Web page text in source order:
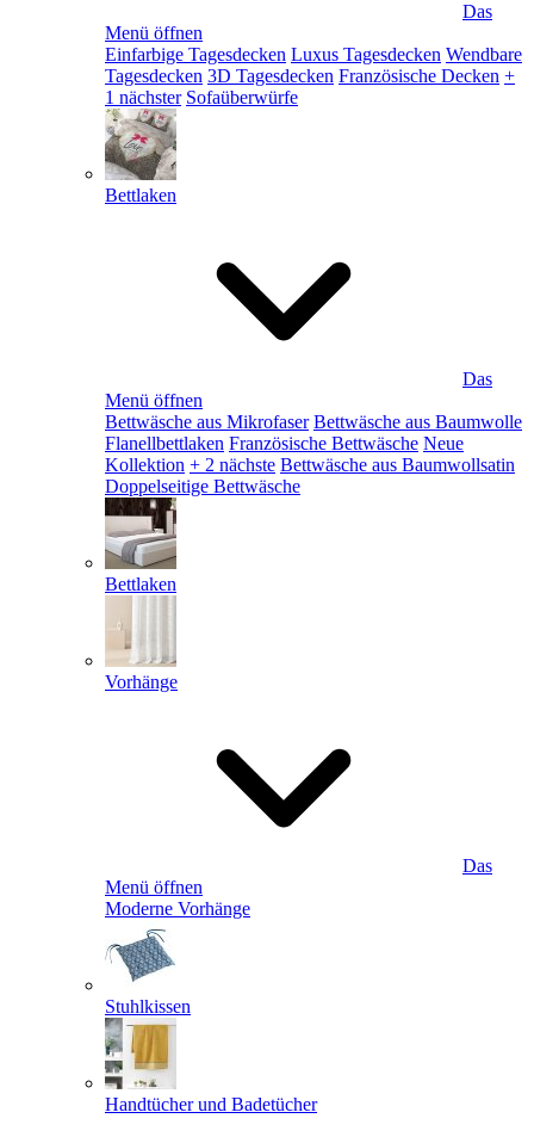
Das
Menü öffnen
Einfarbige Tagesdecken Luxus Tagesdecken Wendbare
Tagesdecken 3D Tagesdecken Französische Decken +
1 nächster Sofaüberwürfe
Bettlaken
Das
Menü öffnen
Bettwäsche aus Mikrofaser Bettwäsche aus Baumwolle
Flanellbettlaken Französische Bettwäsche Neue
Kollektion + 2 nächste Bettwäsche aus Baumwollsatin
Doppelseitige Bettwäsche
Bettlaken
Vorhänge
Das
Menü öffnen
Moderne Vorhänge
Stuhlkissen
Handtücher und Badetücher